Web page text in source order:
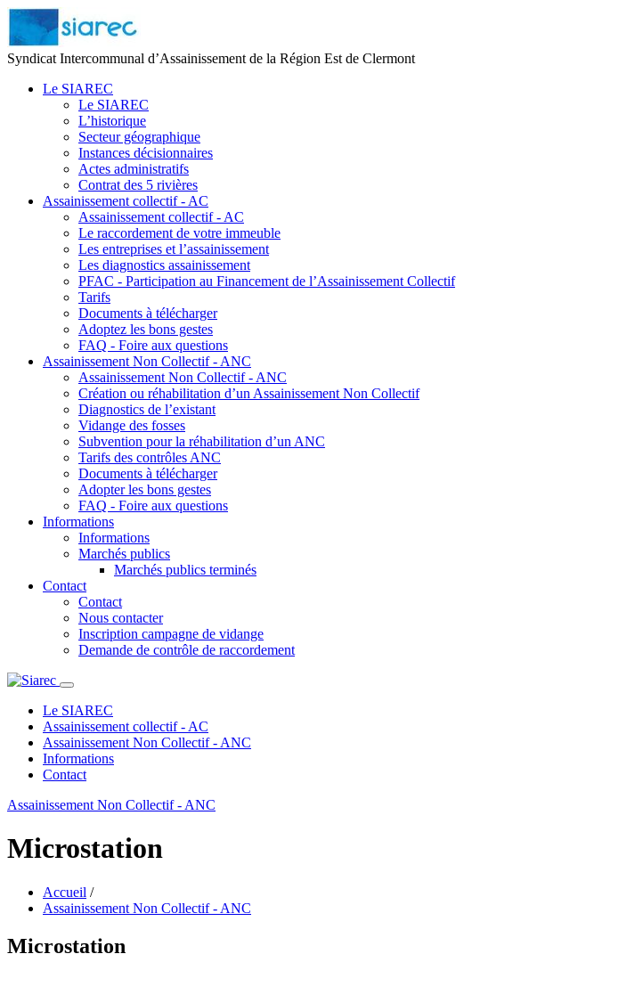
Syndicat Intercommunal d’Assainissement de la Région Est de Clermont
Le SIAREC
Le SIAREC
L’historique
Secteur géographique
Instances décisionnaires
Actes administratifs
Contrat des 5 rivières
Assainissement collectif - AC
Assainissement collectif - AC
Le raccordement de votre immeuble
Les entreprises et l’assainissement
Les diagnostics assainissement
PFAC - Participation au Financement de l’Assainissement Collectif
Tarifs
Documents à télécharger
Adoptez les bons gestes
FAQ - Foire aux questions
Assainissement Non Collectif - ANC
Assainissement Non Collectif - ANC
Création ou réhabilitation d’un Assainissement Non Collectif
Diagnostics de l’existant
Vidange des fosses
Subvention pour la réhabilitation d’un ANC
Tarifs des contrôles ANC
Documents à télécharger
Adopter les bons gestes
FAQ - Foire aux questions
Informations
Informations
Marchés publics
Marchés publics terminés
Contact
Contact
Nous contacter
Inscription campagne de vidange
Demande de contrôle de raccordement
Le SIAREC
Assainissement collectif - AC
Assainissement Non Collectif - ANC
Informations
Contact
Assainissement Non Collectif - ANC
Microstation
Accueil /
Assainissement Non Collectif - ANC
Microstation